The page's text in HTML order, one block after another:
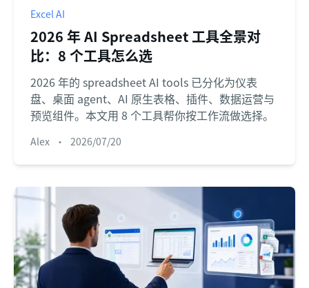
Excel AI
2026 年 AI Spreadsheet 工具全景对
比：8 个工具怎么选
2026 年的 spreadsheet AI tools 已分化为仪表
盘、桌面 agent、AI 原生表格、插件、数据运营与
预览组件。本文用 8 个工具帮你按工作流做选择。
Alex • 2026/07/20